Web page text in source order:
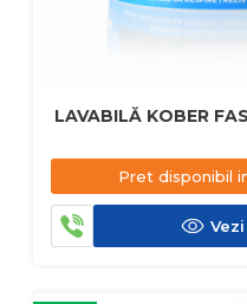
LAVABILĂ KOBER
Pret disponibil